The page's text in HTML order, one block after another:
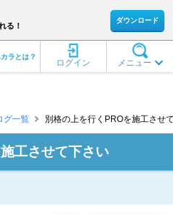
る！
ダウンロード
メニュー
ログイン
ラとは？
グ一覧 別格の上を行くPROを施工させ
工させて下さい